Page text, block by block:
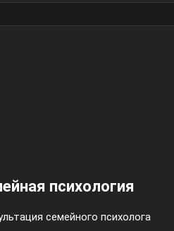
психология
семейного психолога